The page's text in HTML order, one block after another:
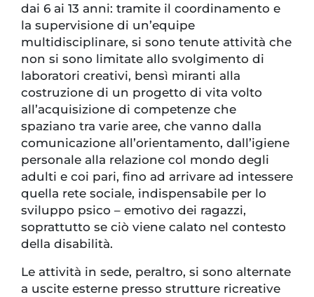
dai 6 ai 13 anni: tramite il coordinamento e
la supervisione di un’equipe
multidisciplinare, si sono tenute attività che
non si sono limitate allo svolgimento di
laboratori creativi, bensì miranti alla
costruzione di un progetto di vita volto
all’acquisizione di competenze che
spaziano tra varie aree, che vanno dalla
comunicazione all’orientamento, dall’igiene
personale alla relazione col mondo degli
adulti e coi pari, fino ad arrivare ad intessere
quella rete sociale, indispensabile per lo
sviluppo psico – emotivo dei ragazzi,
soprattutto se ciò viene calato nel contesto
della disabilità.
Le attività in sede, peraltro, si sono alternate
a uscite esterne presso strutture ricreative